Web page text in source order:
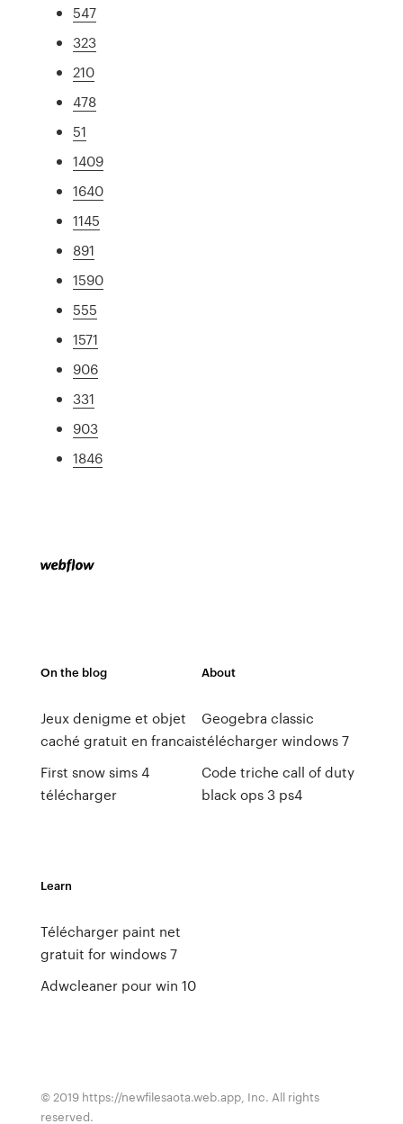
547
323
210
478
51
1409
1640
1145
891
1590
555
1571
906
331
903
1846
On the blog
Jeux denigme et objet
caché gratuit en francais
First snow sims 4
télécharger
About
Geogebra classic
télécharger windows 7
Code triche call of duty
black ops 3 ps4
Learn
Télécharger paint net
gratuit for windows 7
Adwcleaner pour win 10
© 2019 https://newfilesaota.web.app, Inc. All rights
reserved.